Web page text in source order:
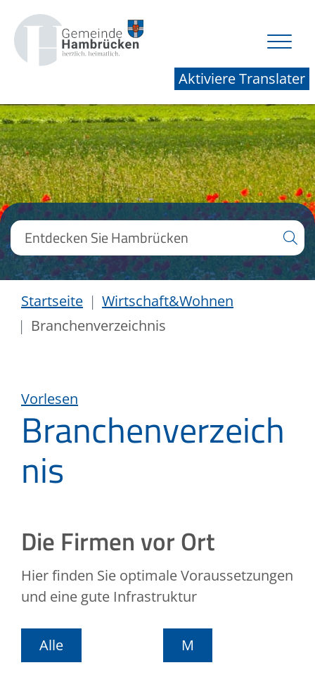
Aktiviere Translater
Startseite
Wirtschaft&Wohnen
Branchenverzeichnis
Vorlesen
Branchenverzeich
nis
Die Firmen vor Ort
Hier finden Sie optimale Voraussetzungen
und eine gute Infrastruktur
Alle M